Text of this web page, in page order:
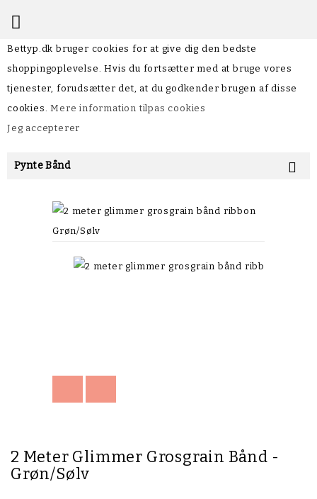

Bettyp.dk bruger cookies for at give dig den bedste
shoppingoplevelse. Hvis du fortsætter med at bruge vores
tjenester, forudsætter det, at du godkender brugen af disse
cookies.Mere informationtilpas cookies
Jeg accepterer
Pynte Bånd 
2 Meter Glimmer Grosgrain Bånd -
Grøn/Sølv